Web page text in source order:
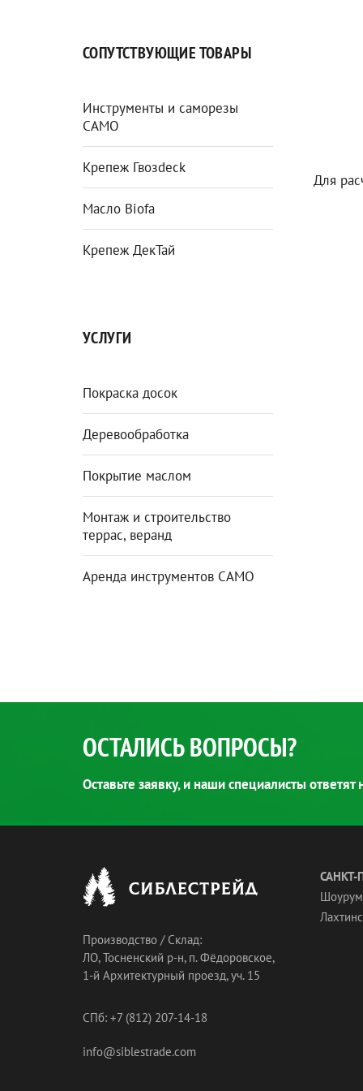
СОПУТСТВУЮЩИЕ ТОВАРЫ
Инструменты и саморезы
CAMO
Крепеж Гвозdeck
Масло Biofa
Крепеж ДекТай
УСЛУГИ
Покраска досок
Деревообработка
Покрытие маслом
Монтаж и строительство
террас, веранд
Аренда инструментов CAMO
Для
ОСТАЛИСЬ ВОПРОСЫ?
Оставьте заявку, и наши специалисты
Производство / Склад:
ЛО, Тосненский р-н, п. Фёдоровское,
1-й Архитектурный проезд, уч. 15
СПб: +7 (812) 207-14-18
info@siblestrade.com
САНКТ-